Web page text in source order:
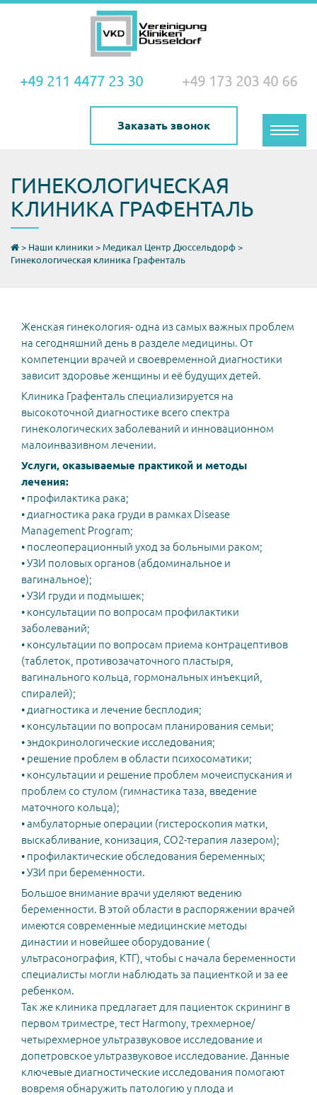
+49 211 4477 23 30 +49 173 203 40 66
Заказать звонок
Toggle
ГИНЕКОЛОГИЧЕСКАЯ
КЛИНИКА ГРАФЕНТАЛЬ
> Наши клиники > Медикал Центр Дюссельдорф >
Гинекологическая клиника Графенталь
Женская гинекология- одна из самых важных проблем
на сегодняшний день в разделе медицины. От
компетенции врачей и своевременной диагностики
зависит здоровье женщины и её будущих детей.
Клиника Графенталь специализируется на
высокоточной диагностике всего спектра
гинекологических заболеваний и инновационном
малоинвазивном лечении.
Услуги, оказываемые практикой и методы
лечения:
• профилактика рака;
• диагностика рака груди в рамках Disease
Management Program;
• послеоперационный уход за больными раком;
• УЗИ половых органов (абдоминальное и
вагинальное);
• УЗИ груди и подмышек;
• консультации по вопросам профилактики
заболеваний;
• консультации по вопросам приема контрацептивов
(таблеток, противозачаточного пластыря,
вагинального кольца, гормональных инъекций,
спиралей);
• диагностика и лечение бесплодия;
• консультации по вопросам планирования семьи;
• эндокринологические исследования;
• решение проблем в области психосоматики;
• консультации и решение проблем мочеиспускания и
проблем со стулом (гимнастика таза, введение
маточного кольца);
• амбулаторные операции (гистероскопия матки,
выскабливание, конизация, СО2-терапия лазером);
• профилактические обследования беременных;
• УЗИ при беременности.
Большое внимание врачи уделяют ведению
беременности. В этой области в распоряжении врачей
имеются современные медицинские методы
династии и новейшее оборудование (
ультрасонография, КТГ), чтобы с начала беременности
специалисты могли наблюдать за пациенткой и за ее
ребенком.
Так же клиника предлагает для пациенток скрининг в
первом триместре, тест Harmony, трехмерное/
четырехмерное ультразвуковое исследование и
допетровское ультразвуковое исследование. Данные
ключевые диагностические исследования помогают
вовремя обнаружить патологию у плода и